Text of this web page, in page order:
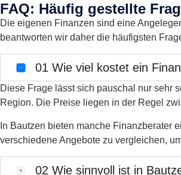
FAQ: Häufig gestellte
Die eigenen Finanzen sind eine
beantworten wir daher die häufigsten
01 Wie viel kostet ein
Diese Frage lässt sich pauschal nur sehr
Region. Die Preise liegen in der Regel
In Bautzen bieten manche Finanzberater
verschiedene Angebote zu vergleichen,
02 Wie sinnvoll ist in